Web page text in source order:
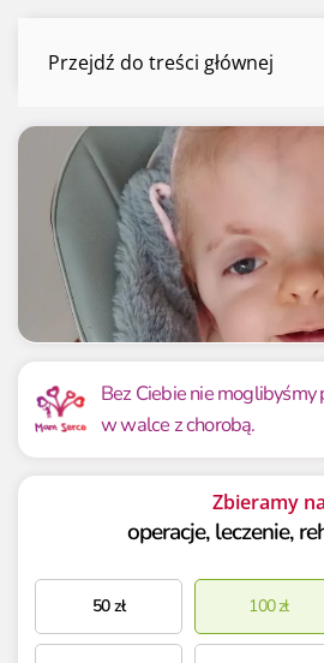
Przejdź do treści głównejPola Brol
Mamy już
205 003.07 zł
128.13% 128.13%
Bez Ciebie nie
w walce z chorobą.
Zbieramy na
operacje, leczenie,
50zł 100zł